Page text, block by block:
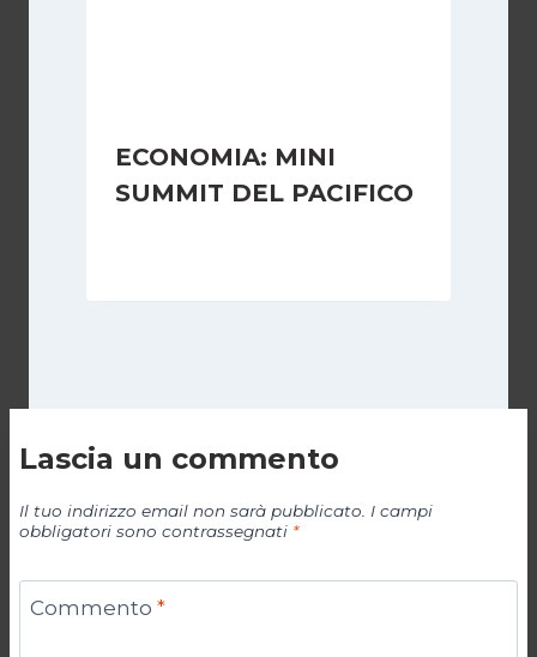
ECONOMIA: MINI
SUMMIT DEL PACIFICO
Lascia un commento
Il tuo indirizzo email non sarà pubblicato. I campi
obbligatori sono contrassegnati *
Commento *